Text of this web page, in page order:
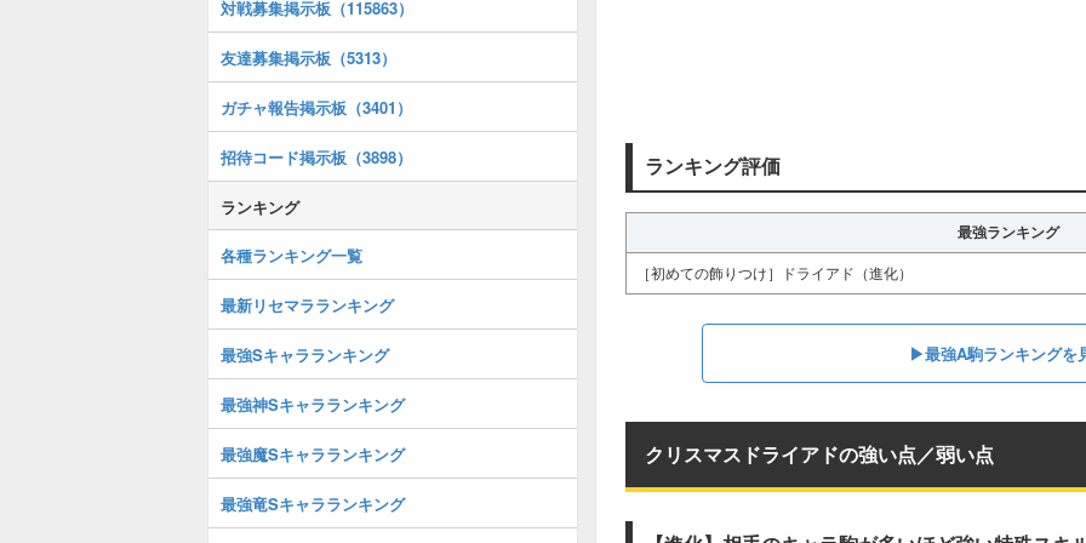
ランキング評価
最強ランキング
［初めての飾りつけ］ドライアド（進化）
▶︎最強A駒ランキングを
クリスマスドライアドの強い点／弱い点
対戦募集掲示板（115863）
友達募集掲示板（5313）
ガチャ報告掲示板（3401）
招待コード掲示板（3898）
ランキング
各種ランキング一覧
最新リセマラランキング
最強Sキャラランキング
最強神Sキャラランキング
最強魔Sキャラランキング
最強竜Sキャラランキング